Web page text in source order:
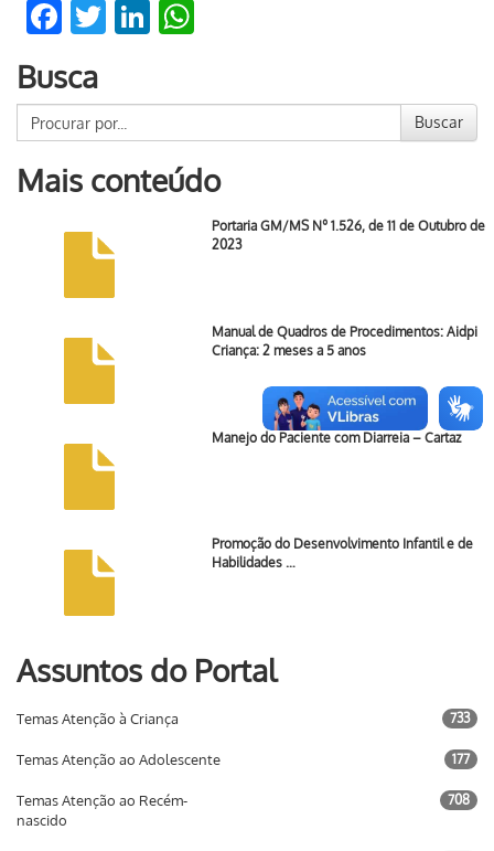
Facebook
TwitterLinkedIn
Busca
Buscar
Mais conteúdo
Portaria GM/MS Nº 1.526, de 11 de Outubro de
2023
Manual de Quadros de Procedimentos: Aidpi
Criança: 2 meses a 5 anos
Manejo do Paciente com Diarreia – Cartaz
Promoção do Desenvolvimento Infantil e de
Habilidades …
Assuntos do Portal
Temas Atenção à Criança 733
Temas Atenção ao Adolescente 177
Temas Atenção ao Recém-
nascido
708